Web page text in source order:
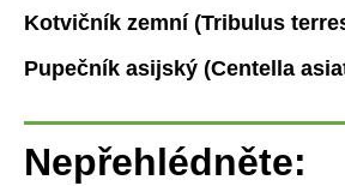
Kotvičník zemní (Tribulus
Pupečník asijský (Centella
Nepřehlédněte: